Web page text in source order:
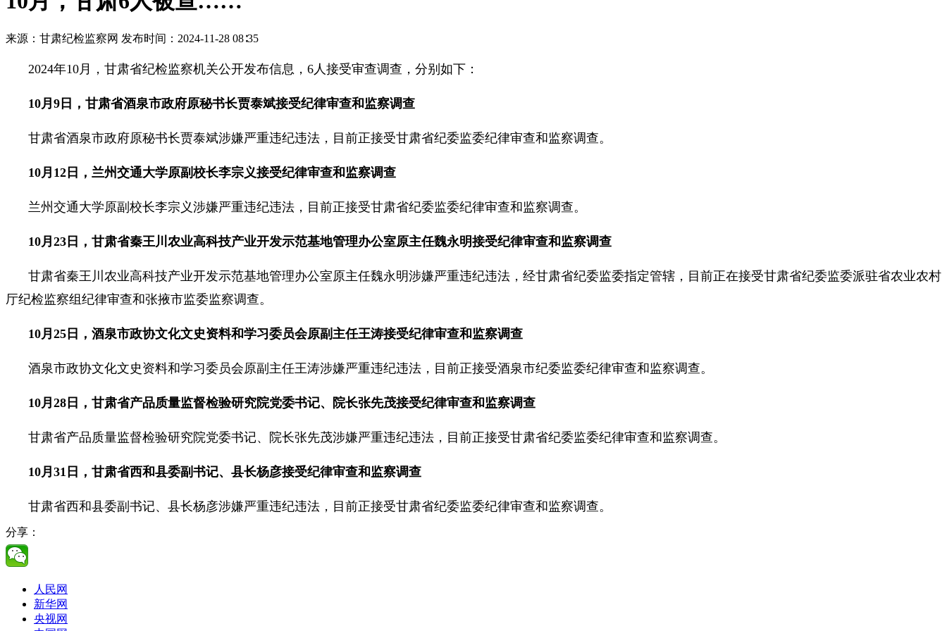
来源：甘肃纪检监察网 发布时间：2024-11-28 08∶35
2024年10月，甘肃省纪检监察机关公开发布信息，6人接受审查调查，分别如下：
10月9日，甘肃省酒泉市政府原秘书长贾泰斌接受纪律审查和监察调查
甘肃省酒泉市政府原秘书长贾泰斌涉嫌严重违纪违法，目前正接受甘肃省纪委监委纪律审查和监察调查。
10月12日，兰州交通大学原副校长李宗义接受纪律审查和监察调查
兰州交通大学原副校长李宗义涉嫌严重违纪违法，目前正接受甘肃省纪委监委纪律审查和监察调查。
10月23日，甘肃省秦王川农业高科技产业开发示范基地管理办公室原主任魏永明接受纪律审查和监察调查
甘肃省秦王川农业高科技产业开发示范基地管理办公室原主任魏永明涉嫌严重违纪违法，经甘肃省纪委监委指定管辖，目前正在接受甘肃省纪委监委派驻省农业农村
厅纪检监察组纪律审查和张掖市监委监察调查。
10月25日，酒泉市政协文化文史资料和学习委员会原副主任王涛接受纪律审查和监察调查
酒泉市政协文化文史资料和学习委员会原副主任王涛涉嫌严重违纪违法，目前正接受酒泉市纪委监委纪律审查和监察调查。
10月28日，甘肃省产品质量监督检验研究院党委书记、院长张先茂接受纪律审查和监察调查
甘肃省产品质量监督检验研究院党委书记、院长张先茂涉嫌严重违纪违法，目前正接受甘肃省纪委监委纪律审查和监察调查。
10月31日，甘肃省西和县委副书记、县长杨彦接受纪律审查和监察调查
甘肃省西和县委副书记、县长杨彦涉嫌严重违纪违法，目前正接受甘肃省纪委监委纪律审查和监察调查。
分享：
人民网
新华网
央视网